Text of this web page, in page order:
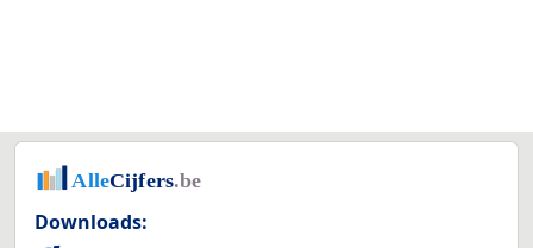
Downloads: